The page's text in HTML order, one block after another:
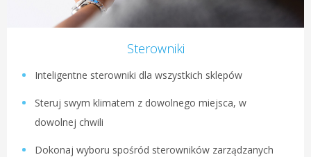
Sterowniki
Inteligentne sterowniki dla wszystkich sklepów
Steruj swym klimatem z dowolnego miejsca, w
dowolnej chwili
Dokonaj wyboru spośród sterowników zarządzanych